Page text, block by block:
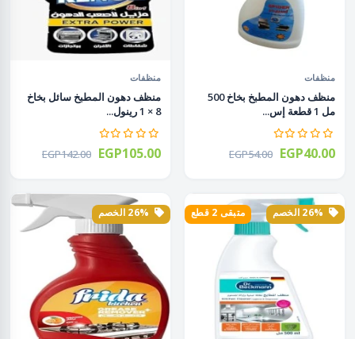
منظفات
منظف دهون المطبخ بخاخ 500
مل 1 قطعة إس...
EGP54.00 EGP40.00
منظفات
منظف دهون المطبخ سائل بخاخ
8 × 1 رينول...
EGP142.00 EGP105.00
متبقى 2 قطع